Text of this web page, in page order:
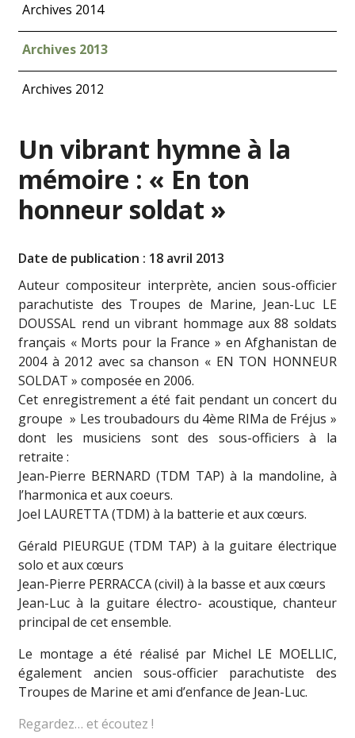
Archives 2014
Archives 2013
Archives 2012
Un vibrant hymne à la
mémoire : « En ton
honneur soldat »
Date de publication : 18 avril 2013
Auteur compositeur interprète, ancien sous-officier
parachutiste des Troupes de Marine, Jean-Luc LE
DOUSSAL rend un vibrant hommage aux 88 soldats
français « Morts pour la France » en Afghanistan de
2004 à 2012 avec sa chanson « EN TON HONNEUR
SOLDAT » composée en 2006.
Cet enregistrement a été fait pendant un concert du
groupe » Les troubadours du 4ème RIMa de Fréjus »
dont les musiciens sont des sous-officiers à la
retraite :
Jean-Pierre BERNARD (TDM TAP) à la mandoline, à
l’harmonica et aux coeurs.
Joel LAURETTA (TDM) à la batterie et aux cœurs.
Gérald PIEURGUE (TDM TAP) à la guitare électrique
solo et aux cœurs
Jean-Pierre PERRACCA (civil) à la basse et aux cœurs
Jean-Luc à la guitare électro- acoustique, chanteur
principal de cet ensemble.
Le montage a été réalisé par Michel LE MOELLIC,
également ancien sous-officier parachutiste des
Troupes de Marine et ami d’enfance de Jean-Luc.
Regardez… et écoutez !